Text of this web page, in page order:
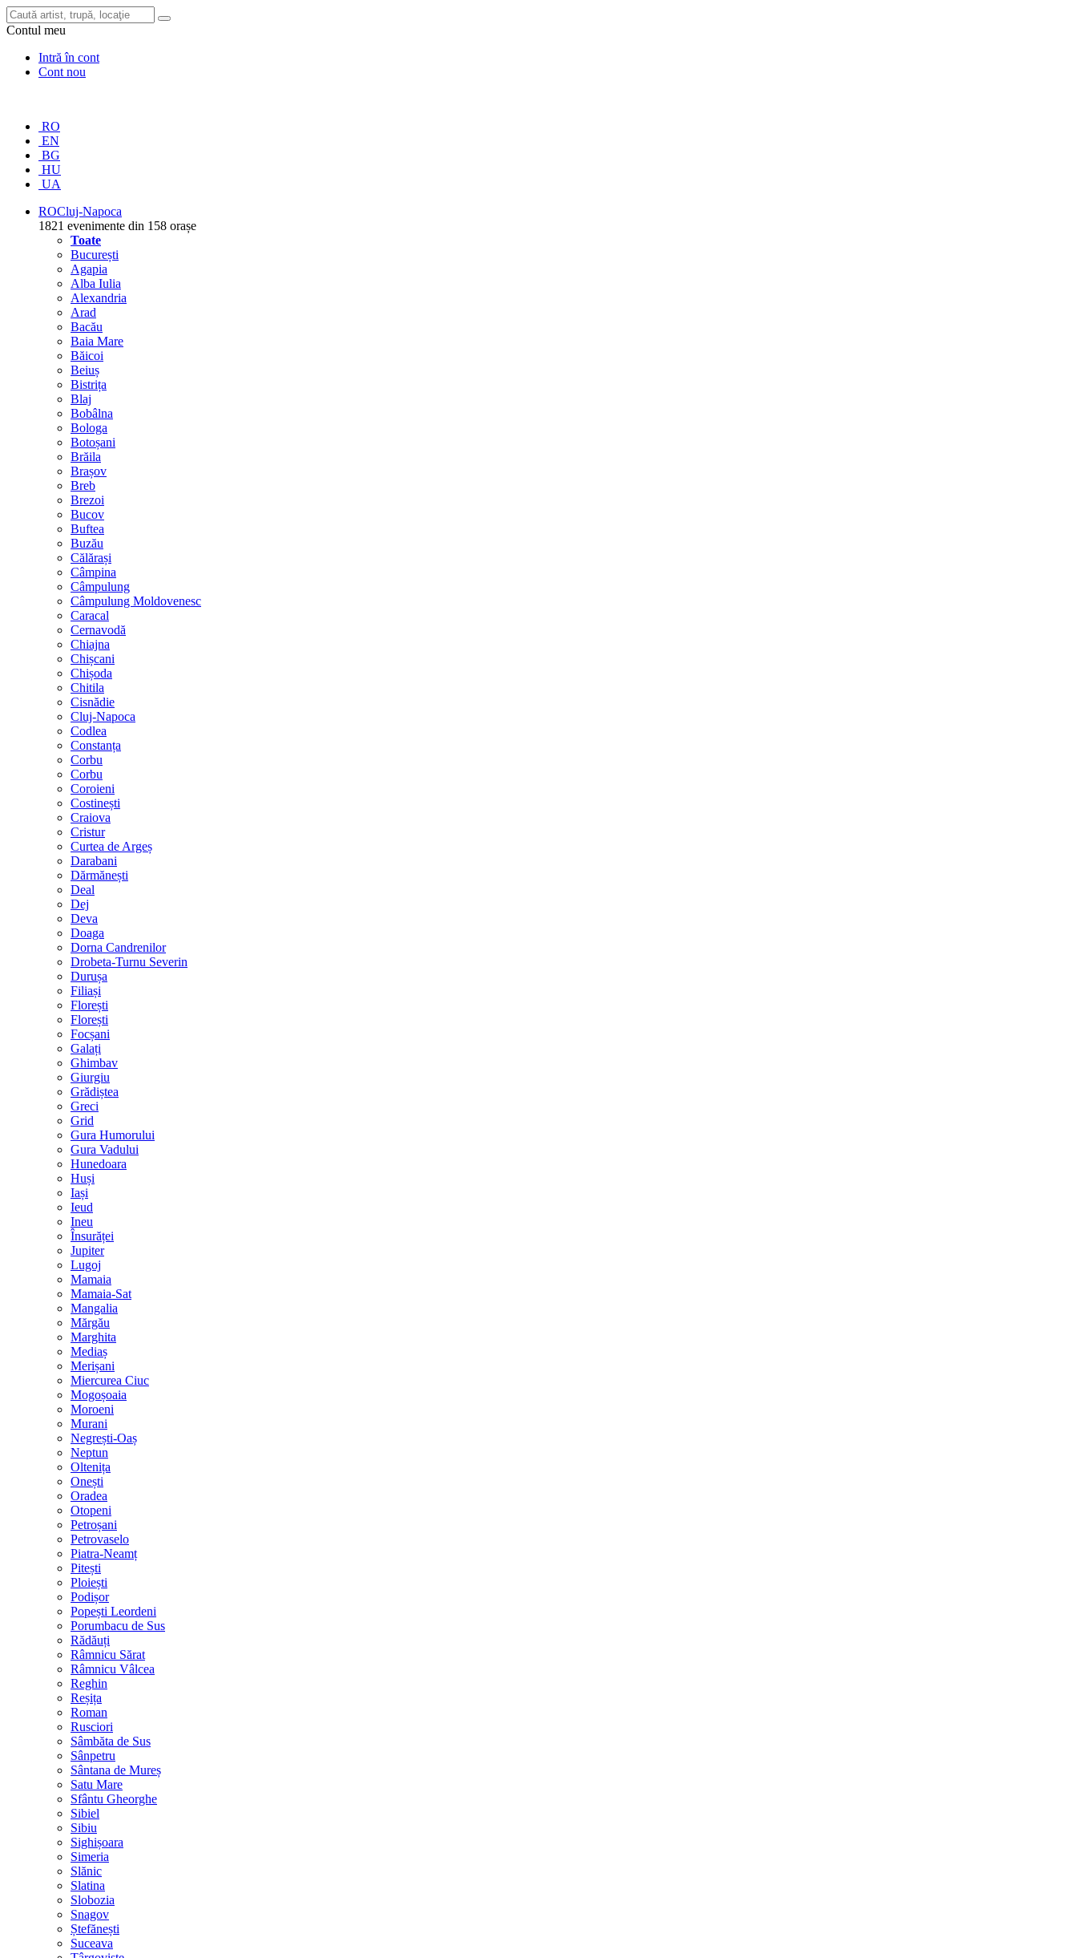
Contul meu
Intră în cont
Cont nou
RO
EN
BG
HU
UA
ROCluj-Napoca
1821 evenimente din 158 orașe
Toate
București
Agapia
Alba Iulia
Alexandria
Arad
Bacău
Baia Mare
Băicoi
Beiuș
Bistrița
Blaj
Bobâlna
Bologa
Botoșani
Brăila
Brașov
Breb
Brezoi
Bucov
Buftea
Buzău
Călărași
Câmpina
Câmpulung
Câmpulung Moldovenesc
Caracal
Cernavodă
Chiajna
Chișcani
Chișoda
Chitila
Cisnădie
Cluj-Napoca
Codlea
Constanța
Corbu
Corbu
Coroieni
Costinești
Craiova
Cristur
Curtea de Argeș
Darabani
Dărmănești
Deal
Dej
Deva
Doaga
Dorna Candrenilor
Drobeta-Turnu Severin
Durușa
Filiași
Florești
Florești
Focșani
Galați
Ghimbav
Giurgiu
Grădiștea
Greci
Grid
Gura Humorului
Gura Vadului
Hunedoara
Huși
Iași
Ieud
Ineu
Însurăței
Jupiter
Lugoj
Mamaia
Mamaia-Sat
Mangalia
Mărgău
Marghita
Mediaș
Merișani
Miercurea Ciuc
Mogoșoaia
Moroeni
Murani
Negrești-Oaș
Neptun
Oltenița
Onești
Oradea
Otopeni
Petroșani
Petrovaselo
Piatra-Neamț
Pitești
Ploiești
Podișor
Popești Leordeni
Porumbacu de Sus
Rădăuți
Râmnicu Sărat
Râmnicu Vâlcea
Reghin
Reșița
Roman
Rusciori
Sâmbăta de Sus
Sânpetru
Sântana de Mureș
Satu Mare
Sfântu Gheorghe
Sibiel
Sibiu
Sighișoara
Simeria
Slănic
Slatina
Slobozia
Snagov
Ștefănești
Suceava